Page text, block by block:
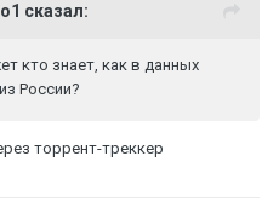
сказал:
кто знает, как в данных
России?
торрент-треккер